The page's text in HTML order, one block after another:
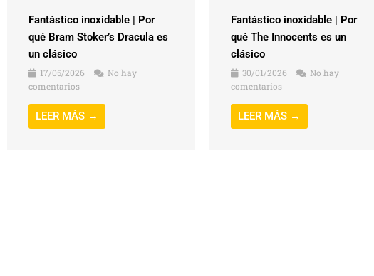
Fantástico inoxidable | Por
qué Bram Stoker’s Dracula es
un clásico
17/05/2026
No hay
comentarios
LEER MÁS →
Fantástico inoxidable | Por
qué The Innocents es un
clásico
30/01/2026
No hay
comentarios
LEER MÁS →